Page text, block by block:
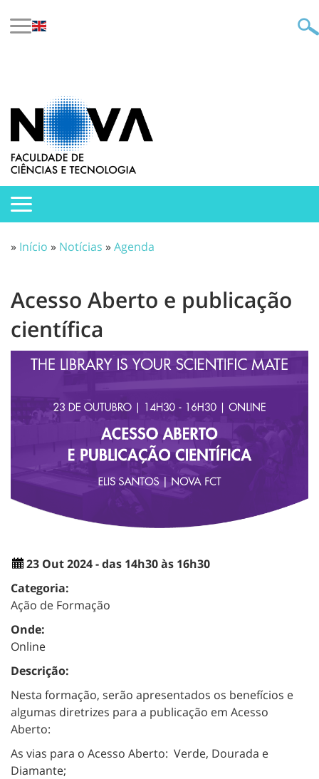
» Início » Notícias »Agenda
Acesso Aberto e publicação
científica
23 Out 2024 - das 14h30 às 16h30
Categoria:
Ação de Formação
Onde:
Online
Descrição:
Nesta formação, serão apresentados os benefícios e
algumas diretrizes para a publicação em Acesso
Aberto:
As vias para o Acesso Aberto: Verde, Dourada e
Diamante;